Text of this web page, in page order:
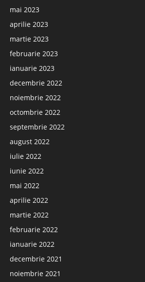
mai 2023
aprilie 2023
martie 2023
februarie 2023
ianuarie 2023
decembrie 2022
noiembrie 2022
octombrie 2022
septembrie 2022
august 2022
iulie 2022
iunie 2022
mai 2022
aprilie 2022
martie 2022
februarie 2022
ianuarie 2022
decembrie 2021
noiembrie 2021